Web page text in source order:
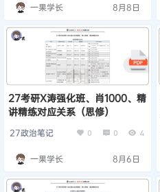
一果学长 8月8日
27考研X涛强化班、肖1000、精
讲精练对应关系（思修）
27政治笔记 0 0 4
一果学长 8月6日